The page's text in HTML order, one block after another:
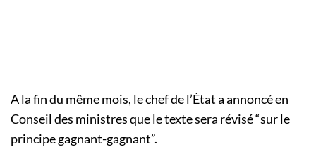
A la fin du même mois, le chef de l’État a annoncé en
Conseil des ministres que le texte sera révisé “sur le
principe gagnant-gagnant”.